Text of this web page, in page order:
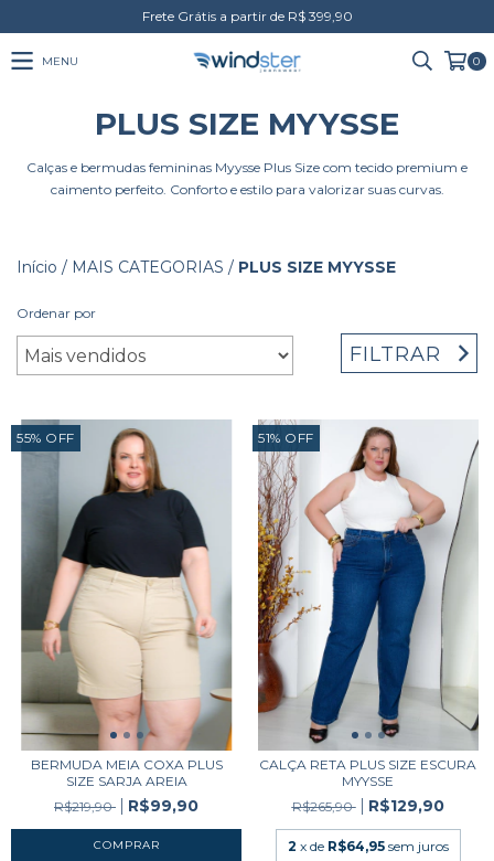
Frete Grátis a partir de R$ 399,90
MENU 0
PLUS SIZE MYYSSE
Calças e bermudas femininas Myysse Plus Size com tecido premium e
caimento perfeito. Conforto e estilo para valorizar suas curvas.
Início / MAIS CATEGORIAS / PLUS SIZE MYYSSE
Ordenar por
FILTRAR
55% OFF
BERMUDA MEIA COXA PLUS
SIZE SARJA AREIA
R$219,90
R$99,90
COMPRAR
51% OFF
CALÇA RETA PLUS SIZE ESCURA
MYYSSE
R$265,90
R$129,90
2 x de R$64,95 sem juros